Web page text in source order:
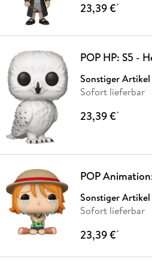
23,39 €*
POP HP: S5 -
Sonstiger Artikel
Sofort lieferbar
23,39 €*
POP
Sonstiger Artikel
Sofort lieferbar
23,39 €*